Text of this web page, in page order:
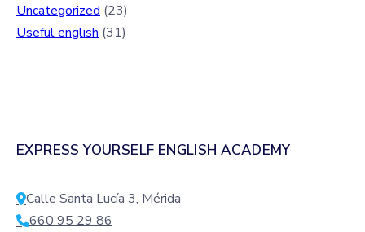
Uncategorized (23)
Useful english (31)
EXPRESS YOURSELF ENGLISH ACADEMY
Calle Santa Lucía 3, Mérida
660 95 29 86